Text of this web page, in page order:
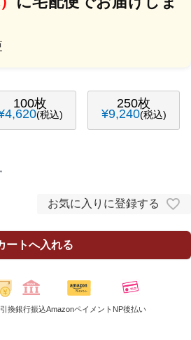
100枚
4,620 税込
250枚
¥9,240 税込
お気に入りに登録する
ートへ入れる
換銀行振込Amazonペイメント NP後払い